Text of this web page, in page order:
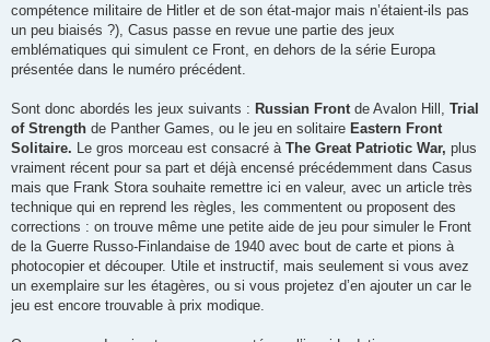
compétence militaire de Hitler et de son état-major mais n’étaient-ils pas
un peu biaisés ?), Casus passe en revue une partie des jeux
emblématiques qui simulent ce Front, en dehors de la série Europa
présentée dans le numéro précédent.
Sont donc abordés les jeux suivants : Russian Front de Avalon Hill, Trial
of Strength de Panther Games, ou le jeu en solitaire Eastern Front
Solitaire. Le gros morceau est consacré à The Great Patriotic War, plus
vraiment récent pour sa part et déjà encensé précédemment dans Casus
mais que Frank Stora souhaite remettre ici en valeur, avec un article très
technique qui en reprend les règles, les commentent ou proposent des
corrections : on trouve même une petite aide de jeu pour simuler le Front
de la Guerre Russo-Finlandaise de 1940 avec bout de carte et pions à
photocopier et découper. Utile et instructif, mais seulement si vous avez
un exemplaire sur les étagères, ou si vous projetez d’en ajouter un car le
jeu est encore trouvable à prix modique.